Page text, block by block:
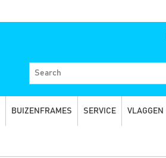
BUIZENFRAMES SERVICE VLAGGEN